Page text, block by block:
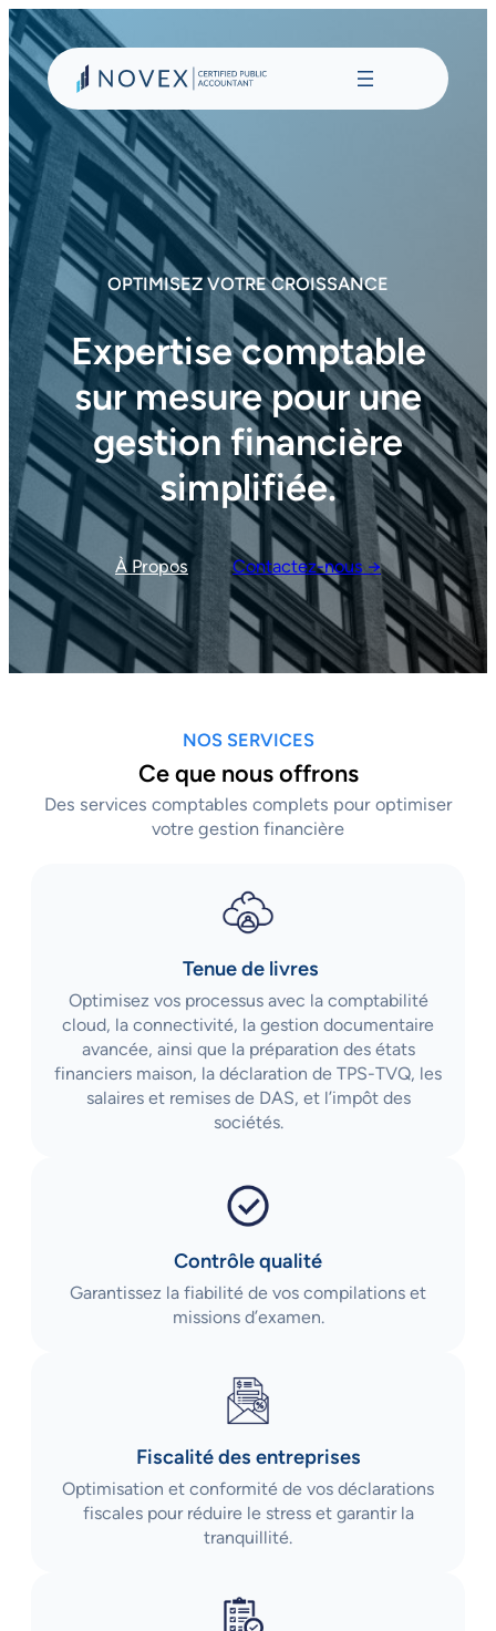
Aller
au
contenu
OPTIMISEZ VOTRE CROISSANCE
Expertise comptable
sur mesure pour une
gestion financière
simplifiée.
À Propos Contactez-nous →
NOS SERVICES
Ce que nous offrons
Des services comptables complets pour optimiser
votre gestion financière
Tenue de livres
Optimisez vos processus avec la comptabilité
cloud, la connectivité, la gestion documentaire
avancée, ainsi que la préparation des états
financiers maison, la déclaration de TPS-TVQ, les
salaires et remises de DAS, et l’impôt des
sociétés.
Contrôle qualité
Garantissez la fiabilité de vos compilations et
missions d’examen.
Fiscalité des entreprises
Optimisation et conformité de vos déclarations
fiscales pour réduire le stress et garantir la
tranquillité.